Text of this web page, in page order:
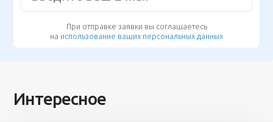
При отправке заявки вы соглашаетесь
на использование ваших персональных данных
Интересное